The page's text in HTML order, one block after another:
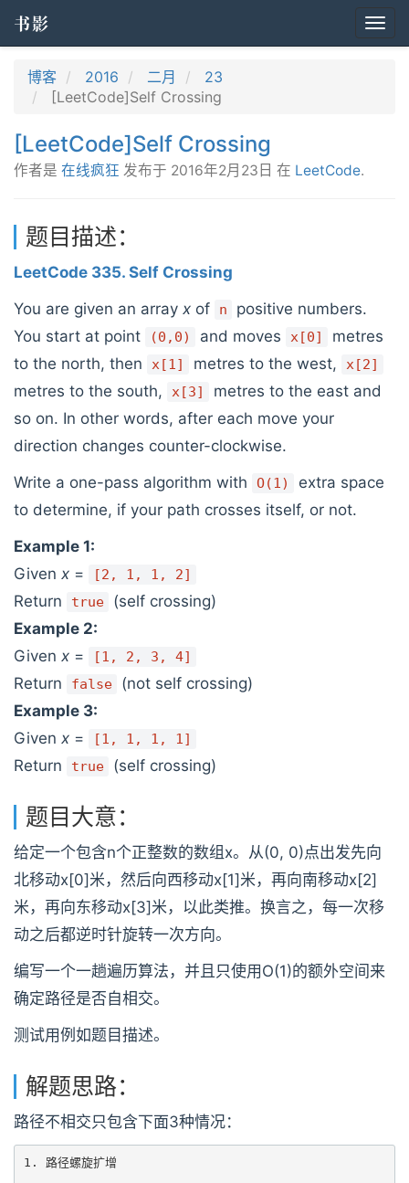
书影
博客 2016 二月
23
[LeetCode]Self Crossing
[LeetCode]Self Crossing
作者是 在线疯狂 发布于 2016年2月23日 在 LeetCode.
题目描述：
LeetCode 335. Self Crossing
You are given an array x of n
positive numbers.
You start at point
(0,0) and moves x[0]
metres
to the north, then
x[1] metres to the west, x[2]
metres to the south, x[3]
metres to the east and
so on. In other words, after each move your
direction changes counter-clockwise.
Write a one-pass algorithm with
O(1)
extra space
to determine, if your path crosses itself, or not.
Example 1:
Given x = [2, 1, 1, 2]
Return true
(self crossing)
Example 2:
Given x = [1, 2, 3, 4]
Return false
(not self crossing)
Example 3:
Given x = [1, 1, 1, 1]
Return true (self crossing)
题目大意：
给定一个包含n个正整数的数组x。从(0, 0)点出发先向
北移动x[0]米，然后向西移动x[1]米，再向南移动x[2]
米，再向东移动x[3]米，以此类推。换言之，每一次移
动之后都逆时针旋转一次方向。
编写一个一趟遍历算法，并且只使用O(1)的额外空间来
确定路径是否自相交。
测试用例如题目描述。
解题思路：
路径不相交只包含下面3种情况：
1. 路径螺旋扩增